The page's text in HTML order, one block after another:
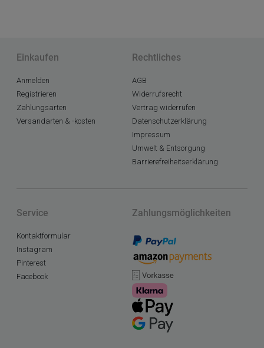
Einkaufen
Anmelden
Registrieren
Zahlungsarten
Versandarten & -kosten
Rechtliches
AGB
Widerrufsrecht
Vertrag widerrufen
Datenschutzerklärung
Impressum
Umwelt & Entsorgung
Barrierefreiheitserklärung
Service
Kontaktformular
Instagram
Pinterest
Facebook
Zahlungsmöglichkeiten